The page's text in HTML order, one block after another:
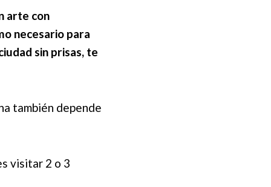
arte con
necesario para
sin prisas, te
también depende
visitar 2 o 3